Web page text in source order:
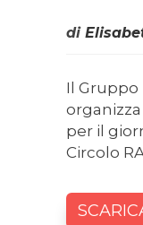
di
Il Gruppo
per il
Circolo